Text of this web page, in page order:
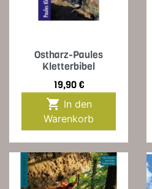
Ostharz-Paules
Kletterbibel
Preis
19,90 €

Warenkorb